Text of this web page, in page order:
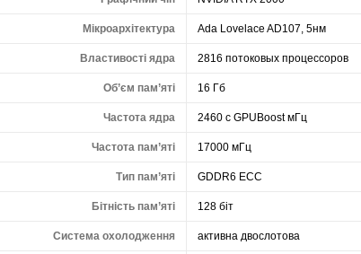
Мікроархітектура Ada Lovelace AD107, 5нм
Властивості ядра 2816 потоковых процессоров
Об’єм пам’яті 16 Гб
Частота ядра 2460 с GPUBoost мГц
Частота пам’яті 17000 мГц
Тип пам’яті GDDR6 ECC
Бітність пам’яті 128 біт
Система охолодження активна двослотова